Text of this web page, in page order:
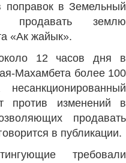
поправок в Земельный
продавать землю
«Ак жайык».
12 часов дня в
Махамбета более 100
против изменений в
продавать
в публикации.
требовали